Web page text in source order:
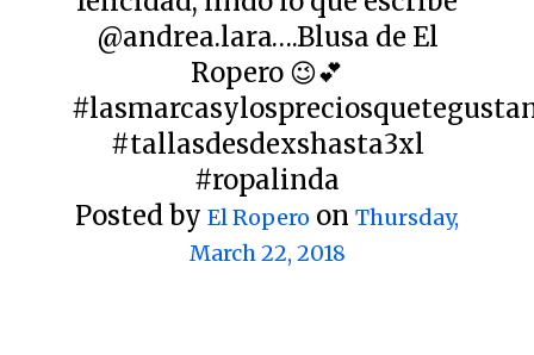
@andrea.lara….Blusa de El
Ropero 😉💕
#tallasdesdexshasta3xl
#ropalinda
Posted by El Ropero on Thursday,
March 22, 2018